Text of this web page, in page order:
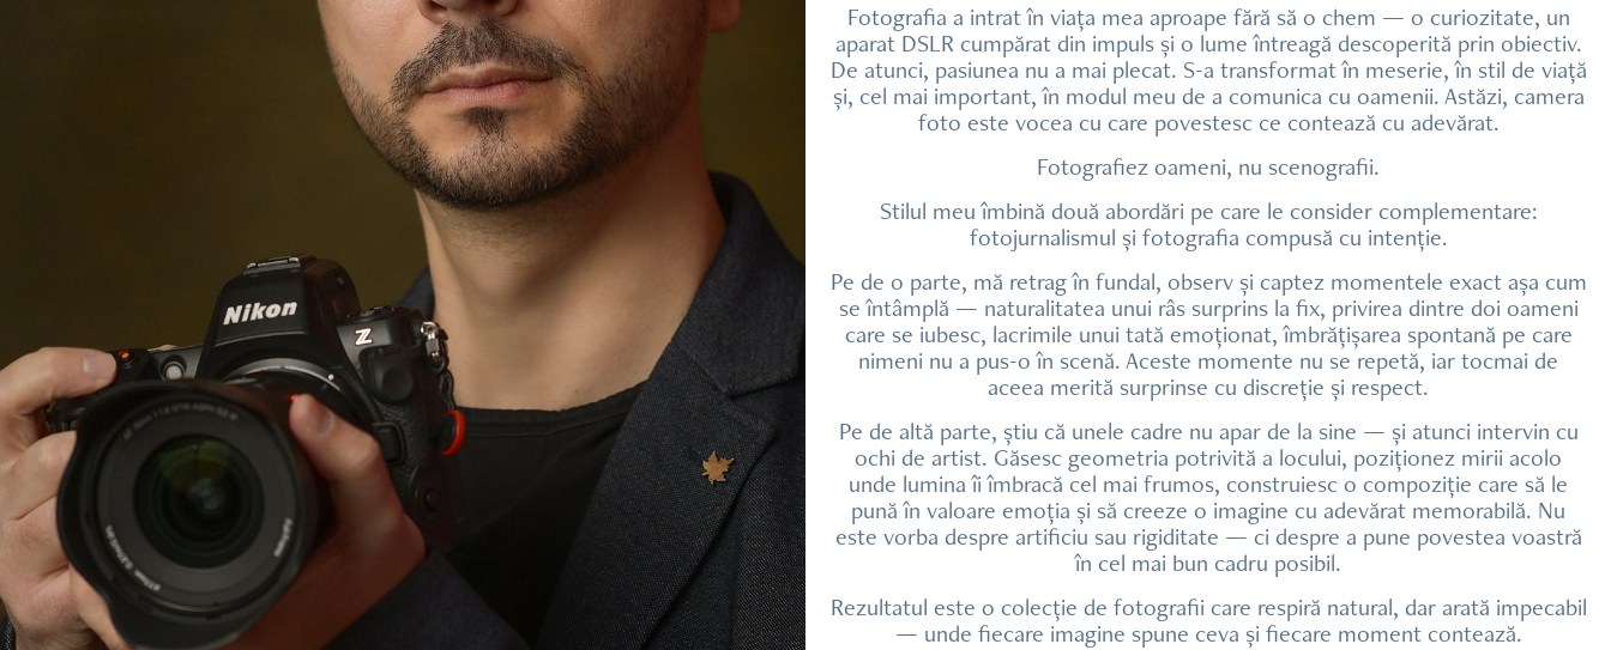
Fotografia a intrat în viața mea aproape fără să o chem — o curiozitate, un
aparat DSLR cumpărat din impuls și o lume întreagă descoperită prin obiectiv.
De atunci, pasiunea nu a mai plecat. S-a transformat în meserie, în stil de viață
și, cel mai important, în modul meu de a comunica cu oamenii. Astăzi, camera
foto este vocea cu care povestesc ce contează cu adevărat.
Fotografiez oameni, nu scenografii.
Stilul meu îmbină două abordări pe care le consider complementare:
fotojurnalismul și fotografia compusă cu intenție.
Pe de o parte, mă retrag în fundal, observ și captez momentele exact așa cum
se întâmplă — naturalitatea unui râs surprins la fix, privirea dintre doi oameni
care se iubesc, lacrimile unui tată emoționat, îmbrățișarea spontană pe care
nimeni nu a pus-o în scenă. Aceste momente nu se repetă, iar tocmai de
aceea merită surprinse cu discreție și respect.
Pe de altă parte, știu că unele cadre nu apar de la sine — și atunci intervin cu
ochi de artist. Găsesc geometria potrivită a locului, poziționez mirii acolo
unde lumina îi îmbracă cel mai frumos, construiesc o compoziție care să le
pună în valoare emoția și să creeze o imagine cu adevărat memorabilă. Nu
este vorba despre artificiu sau rigiditate — ci despre a pune povestea voastră
în cel mai bun cadru posibil.
Rezultatul este o colecție de fotografii care respiră natural, dar arată impecabil
— unde fiecare imagine spune ceva și fiecare moment contează.